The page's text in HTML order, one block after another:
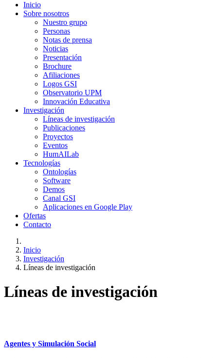
Inicio
Sobre nosotros
Nuestro grupo
Personas
Notas de prensa
Noticias
Presentación
Brochure
Afiliaciones
Logos GSI
Observatorio UPM
Innovación Educativa
Investigación
Líneas de investigación
Publicaciones
Proyectos
Eventos
HumAILab
Tecnologías
Ontologías
Software
Demos
Canal GSI
Aplicaciones en Google Play
Ofertas
Contacto
Inicio
Investigación
Líneas de investigación
Líneas de investigación
Agentes y Simulación Social